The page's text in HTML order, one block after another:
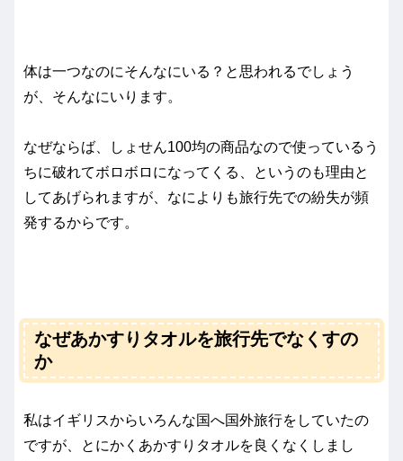
体は一つなのにそんなにいる？と思われるでしょう
が、そんなにいります。
なぜならば、しょせん100均の商品なので使っているう
ちに破れてボロボロになってくる、というのも理由と
してあげられますが、なによりも旅行先での紛失が頻
発するからです。
なぜあかすりタオルを旅行先でなくすの
か
私はイギリスからいろんな国へ国外旅行をしていたの
ですが、とにかくあかすりタオルを良くなくしまし